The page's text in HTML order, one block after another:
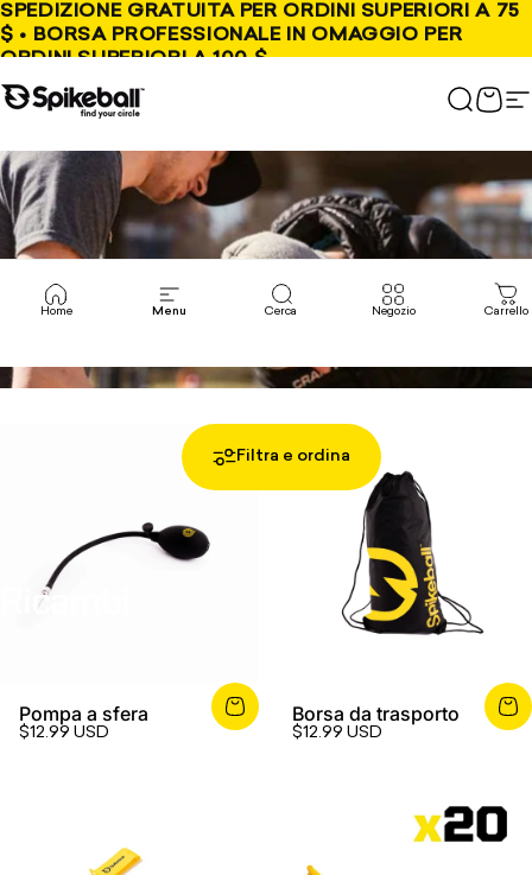
Vai al contenuto
SPEDIZIONE GRATUITA PER ORDINI SUPERIORI A 75
$ • BORSA PROFESSIONALE IN OMAGGIO PER
ORDINI SUPERIORI A 100 $
Negozio Spikeball Cerca
Home Menu Cerca Negozio Carrello
Ricambi
Filtra e ordina
Pompa a sfera
$12.99 USD
Borsa da trasporto
$12.99 USD